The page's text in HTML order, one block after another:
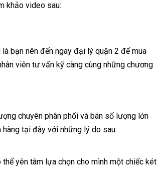
khảo video sau:
bạn nên đến ngay đại lý quận 2 để mua
viên tư vấn kỹ càng cùng những chương
chuyên phân phối và bán số lượng lớn
hàng tại đây với những lý do sau:
yên tâm lựa chọn cho mình một chiếc két